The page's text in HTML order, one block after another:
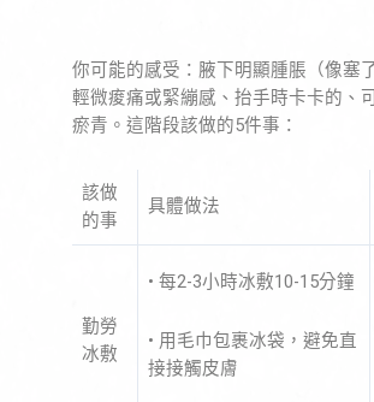
你可能的感受：腋下明顯腫脹（像塞
輕微痠痛或緊繃感、抬手時卡卡的、
瘀青。 這階段該做的5件事：
該做
的事
具體做法
勤勞
冰敷
• 每2-3小時冰敷10-15分鐘
• 用毛巾包裹冰袋，避免直
接接觸皮膚